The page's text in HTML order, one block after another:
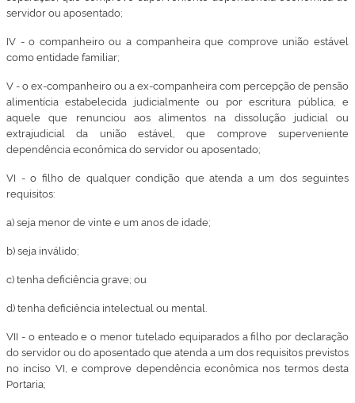
servidor ou aposentado;
IV - o companheiro ou a companheira que comprove união estável
como entidade familiar;
V - o ex-companheiro ou a ex-companheira com percepção de pensão
alimentícia estabelecida judicialmente ou por escritura pública, e
aquele que renunciou aos alimentos na dissolução judicial ou
extrajudicial da união estável, que comprove superveniente
dependência econômica do servidor ou aposentado;
VI - o filho de qualquer condição que atenda a um dos seguintes
requisitos:
a) seja menor de vinte e um anos de idade;
b) seja inválido;
c) tenha deficiência grave; ou
d) tenha deficiência intelectual ou mental.
VII - o enteado e o menor tutelado equiparados a filho por declaração
do servidor ou do aposentado que atenda a um dos requisitos previstos
no inciso VI, e comprove dependência econômica nos termos desta
Portaria;